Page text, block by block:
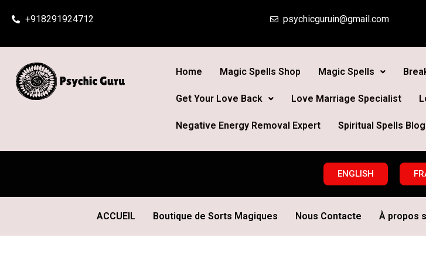
+918291924712 psychicguruin@gmail.com
Home Magic Spells Shop Magic Spells
Get Your Love Back Love Marriage Specialist
Negative Energy Removal Expert Spiritual Spells Blog
ENGLISH
ACCUEIL Boutique de Sorts Magiques Nous Contacte À propos